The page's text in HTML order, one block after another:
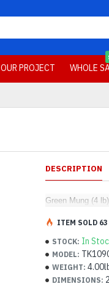
OUR PROJECT WHOLE
DESCRIPTION
Green Mung (4
STOCK: In
MODEL:
WEIGHT:
DIMENSIONS:
ITEM SOLD 63